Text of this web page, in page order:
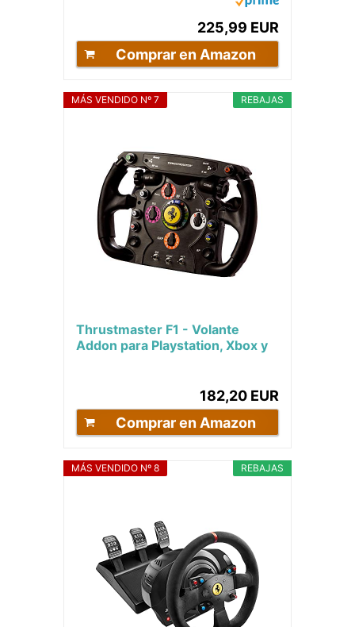
225,99 EUR
Comprar en Amazon
REBAJAS
MÁS VENDIDO Nº 7
Thrustmaster F1 - Volante
Addon para Playstation, Xbox y
182,20 EUR
Comprar en Amazon
REBAJAS
MÁS VENDIDO Nº 8